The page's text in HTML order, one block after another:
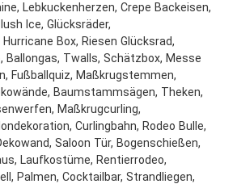
Lebkuckenherzen, Crepe Backeisen,
Ice, Glücksräder,
Box, Riesen Glücksrad,
Ballongas, Twalls, Schätzbox, Messe
Fußballquiz, Maßkrugstemmen,
Baumstammsägen, Theken,
Maßkrugcurling,
Curlingbahn, Rodeo Bulle,
Saloon Tür, Bogenschießen,
Laufkostüme, Rentierrodeo,
Palmen, Cocktailbar, Strandliegen,